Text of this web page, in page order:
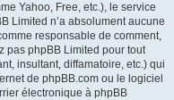
Yahoo, Free, etc.), le service
Limited n’a absolument aucune
responsable de comment,
pas phpBB Limited pour tout
insultant, diffamatoire, etc.) qui
de phpBB.com ou le logiciel
électronique à phpBB